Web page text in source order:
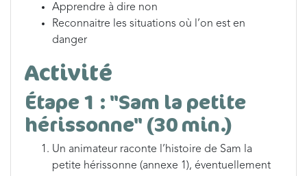
Apprendre à dire non
Reconnaitre les situations où l’on est en
danger
Activité
Étape 1 : "Sam la petite
hérissonne" (30 min.)
Un animateur raconte l’histoire de Sam la
petite hérissonne (annexe 1), éventuellement